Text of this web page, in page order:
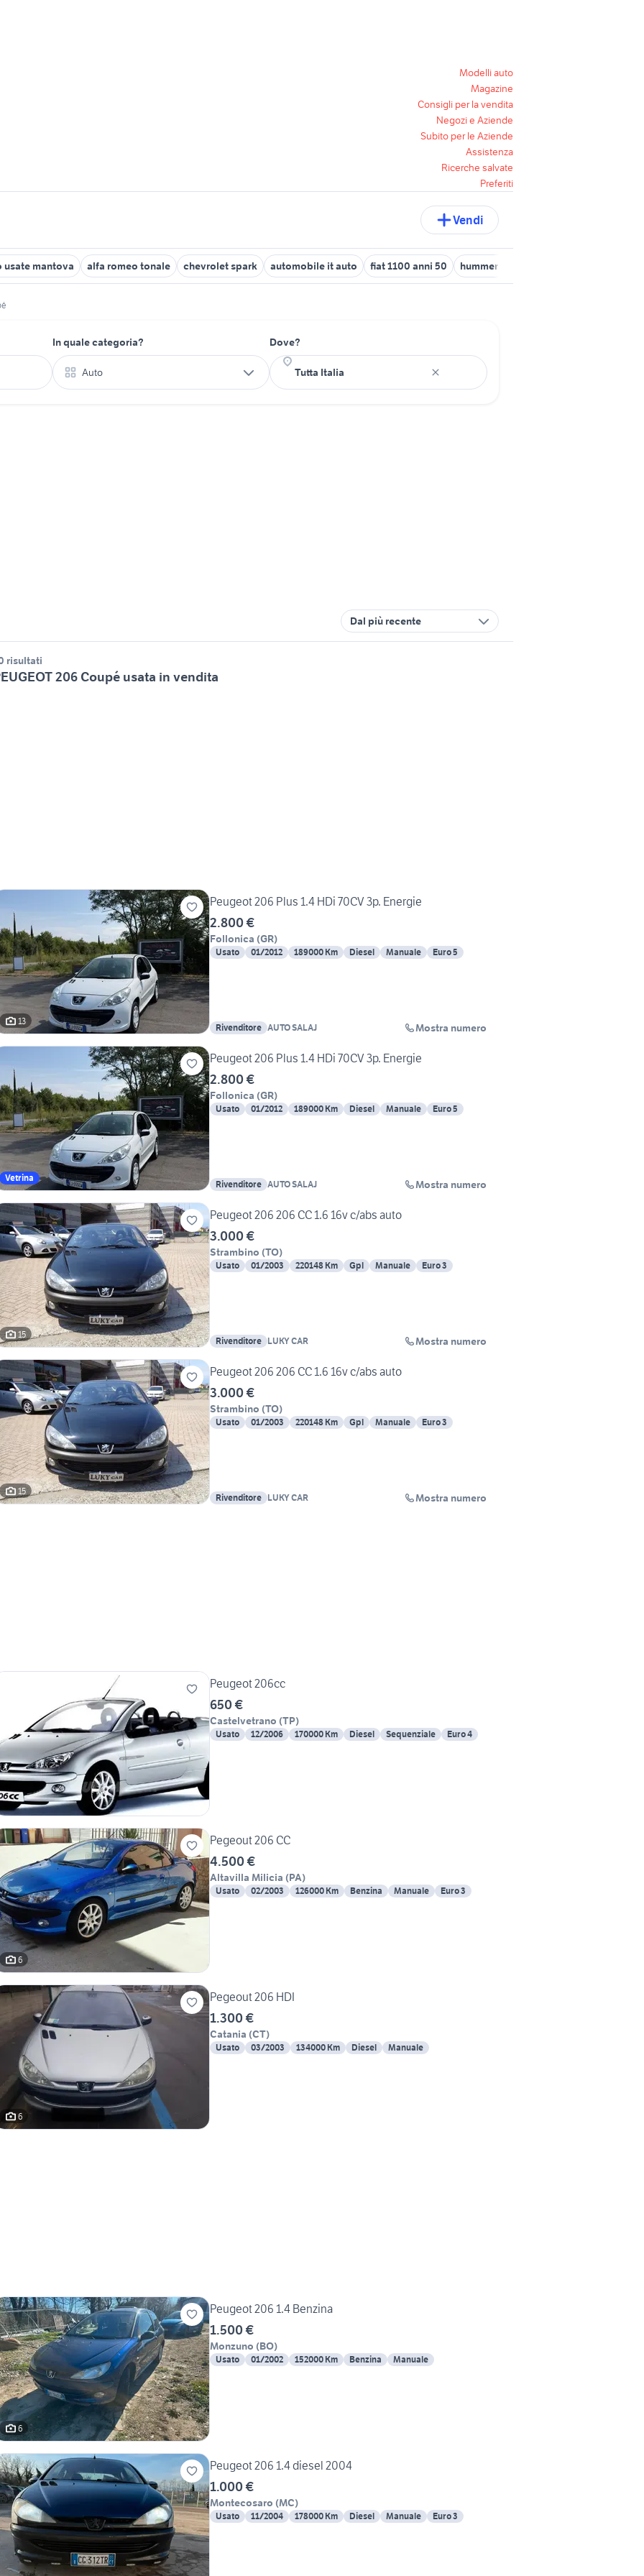
Modelli auto
Magazine
Consigli per la vendita
Negozi e Aziende
Subito per le Aziende
Assistenza
Ricerche salvate
Preferiti
Vendi
usate mantova alfa romeo tonale chevrolet spark automobile it auto fiat 1100 anni 50 hummer h2
In quale categoria?
Auto
Dove?
Dal più recente
risultati
206 Coupé usata in vendita
13
Peugeot 206 Plus 1.4 HDi 70CV 3p. Energie
2.800 €
Follonica (GR)
Usato 01/2012 189000 Km Diesel Manuale Euro 5
Rivenditore AUTO SALAJ Mostra numero
Vetrina
Peugeot 206 Plus 1.4 HDi 70CV 3p. Energie
2.800 €
Follonica (GR)
Usato 01/2012 189000 Km Diesel Manuale Euro 5
Rivenditore AUTO SALAJ Mostra numero
15
Peugeot 206 206 CC 1.6 16v c/abs auto
3.000 €
Strambino (TO)
Usato 01/2003 220148 Km Gpl Manuale Euro 3
Rivenditore LUKY CAR Mostra numero
15
Peugeot 206 206 CC 1.6 16v c/abs auto
3.000 €
Strambino (TO)
Usato 01/2003 220148 Km Gpl Manuale Euro 3
Rivenditore LUKY CAR Mostra numero
Peugeot 206cc
650 €
Castelvetrano (TP)
Usato 12/2006 170000 Km Diesel Sequenziale Euro 4
6
Pegeout 206 CC
4.500 €
Altavilla Milicia (PA)
Usato 02/2003 126000 Km Benzina Manuale Euro 3
6
Pegeout 206 HDI
1.300 €
Catania (CT)
Usato 03/2003 134000 Km Diesel Manuale
6
Peugeot 206 1.4 Benzina
1.500 €
Monzuno (BO)
Usato 01/2002 152000 Km Benzina Manuale
Peugeot 206 1.4 diesel 2004
1.000 €
Montecosaro (MC)
Usato 11/2004 178000 Km Diesel Manuale Euro 3